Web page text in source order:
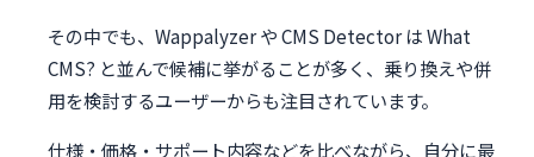
その中でも、Wappalyzer や CMS Detector は What
CMS? と並んで候補に挙がることが多く、乗り換えや併
用を検討するユーザーからも注目されています。
仕様・価格・サポート内容などを比べながら、自分に最